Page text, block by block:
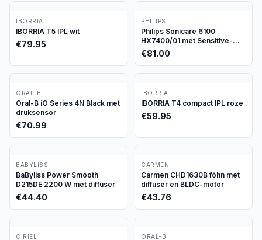
IBORRIA
IBORRIA T5 IPL wit
€79.95
PHILIPS
Philips Sonicare 6100
HX7400/01 met Sensitive-
stand
€81.00
ORAL-B
Oral-B iO Series 4N Black met
druksensor
€70.99
IBORRIA
IBORRIA T4 compact IPL roze
€59.95
BABYLISS
BaByliss Power Smooth
D215DE 2200 W met diffuser
€44.40
CARMEN
Carmen CHD1630B föhn met
diffuser en BLDC-motor
€43.76
CIRIEL ORAL-B